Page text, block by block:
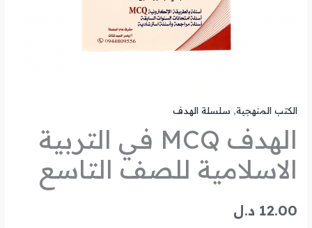
الكتب المنهجية, سلسلة الهدف
الهدف MCQ في التربية
الاسلامية للصف التاسع
12.00 د.ل